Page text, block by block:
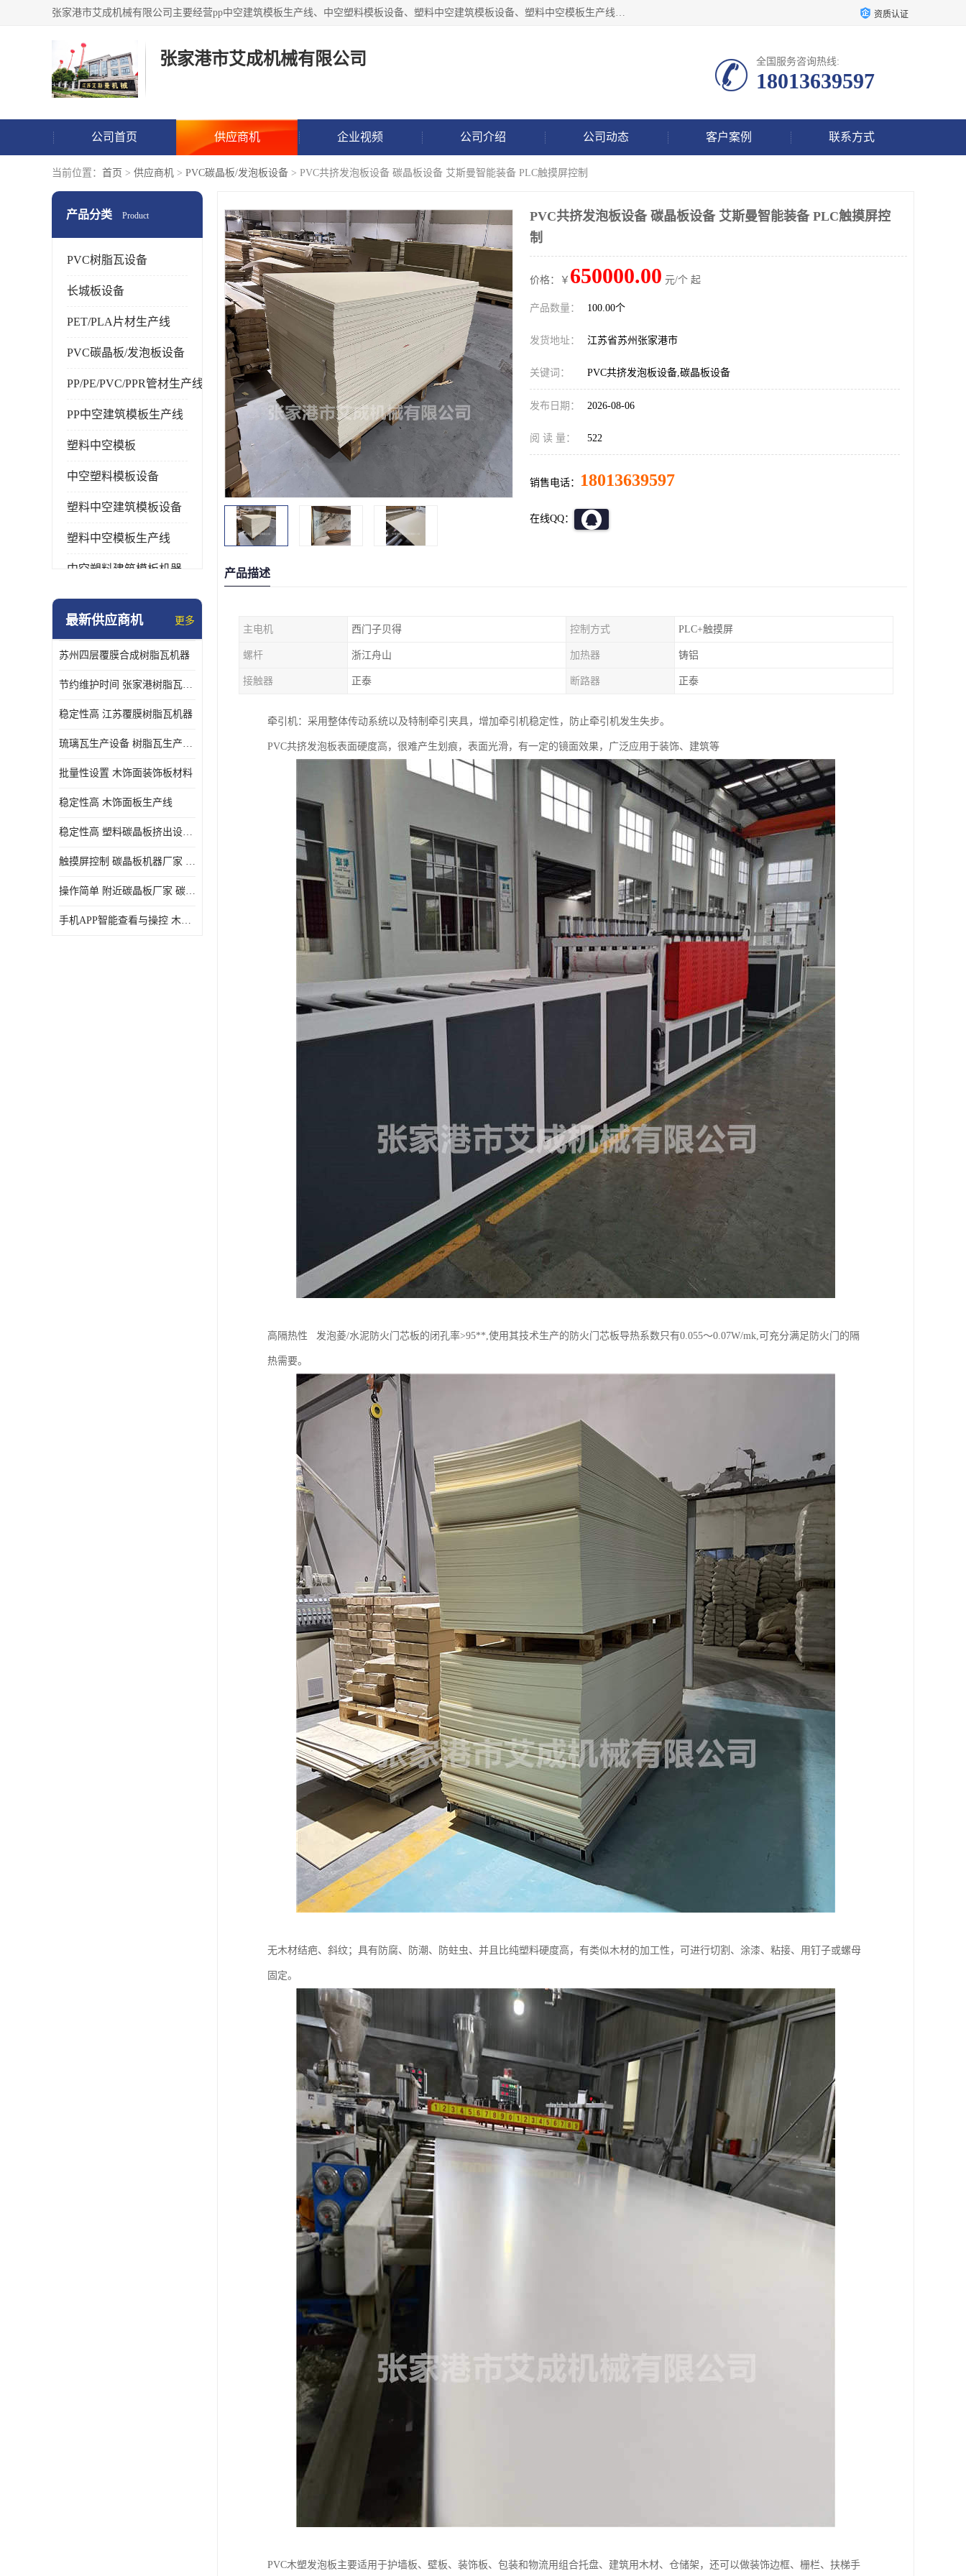
张家港市艾成机械有限公司主要经营pp中空建筑模板生产线、中空塑料模板设备、塑料中空建筑模板设备、塑料中空模板生产线、中空塑料建筑模板机器系列及相关辅机设备等。我们将不断超越自我，一如既往地为客户设计价值，竭诚为您提供更优质的技术、产品和服务！ 资质认证
张家港市艾成机械有限公司 全国服务咨询热线:
18013639597
公司首页 供应商机 企业视频 公司介绍 公司动态 客户案例 联系方式
当前位置： 首页 > 供应商机 > PVC碳晶板/发泡板设备 > PVC共挤发泡板设备 碳晶板设备 艾斯曼智能装备 PLC触摸屏控制
产品分类 Product
PVC树脂瓦设备
长城板设备
PET/PLA片材生产线
PVC碳晶板/发泡板设备
PP/PE/PVC/PPR管材生产线
PP中空建筑模板生产线
塑料中空模板
中空塑料模板设备
塑料中空建筑模板设备
塑料中空模板生产线
中空塑料建筑模板机器
最新供应商机 更多
苏州四层覆膜合成树脂瓦机器
节约维护时间 张家港树脂瓦小青瓦成型机
稳定性高 江苏覆膜树脂瓦机器
琉璃瓦生产设备 树脂瓦生产设备
批量性设置 木饰面装饰板材料
稳定性高 木饰面板生产线
稳定性高 塑料碳晶板挤出设备 碳晶板设备
触摸屏控制 碳晶板机器厂家 碳晶板全屋装修的利和弊
操作简单 附近碳晶板厂家 碳晶板机器厂家
手机APP智能查看与操控 木饰面板机器
PVC共挤发泡板设备 碳晶板设备 艾斯曼智能装备 PLC触摸屏控
制
价格：￥ 650000.00 元/个 起
产品数量： 100.00个
发货地址： 江苏省苏州张家港市
关键词： PVC共挤发泡板设备,碳晶板设备
发布日期： 2026-08-06
阅 读 量： 522
销售电话： 18013639597
在线QQ：
产品描述
主电机 西门子贝得 控制方式 PLC+触摸屏
螺杆 浙江舟山 加热器 铸铝
接触器 正泰 断路器 正泰
牵引机：采用整体传动系统以及特制牵引夹具，增加牵引机稳定性，防止牵引机发生失步。
PVC共挤发泡板表面硬度高，很难产生划痕，表面光滑，有一定的镜面效果，广泛应用于装饰、建筑等
高隔热性 发泡菱/水泥防火门芯板的闭孔率>95**,使用其技术生产的防火门芯板导热系数只有0.055～0.07W/mk,可充分满足防火门的隔
热需要。
无木材结疤、斜纹；具有防腐、防潮、防蛀虫、并且比纯塑料硬度高，有类似木材的加工性，可进行切割、涂漆、粘接、用钉子或螺母
固定。
PVC木塑发泡板主要适用于护墙板、壁板、装饰板、包装和物流用组合托盘、建筑用木材、仓储架，还可以做装饰边框、栅栏、扶梯手